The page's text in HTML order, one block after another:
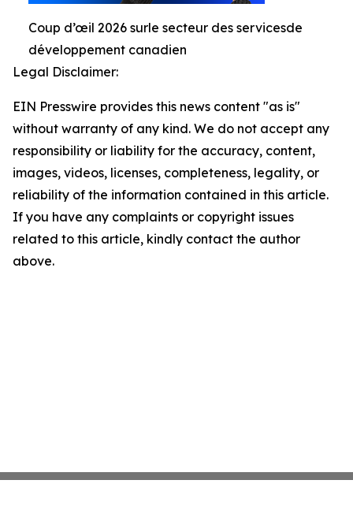
Coup d’œil 2026 surle secteur des servicesde
développement canadien
Legal Disclaimer:
EIN Presswire provides this news content "as is"
without warranty of any kind. We do not accept any
responsibility or liability for the accuracy, content,
images, videos, licenses, completeness, legality, or
reliability of the information contained in this article.
If you have any complaints or copyright issues
related to this article, kindly contact the author
above.